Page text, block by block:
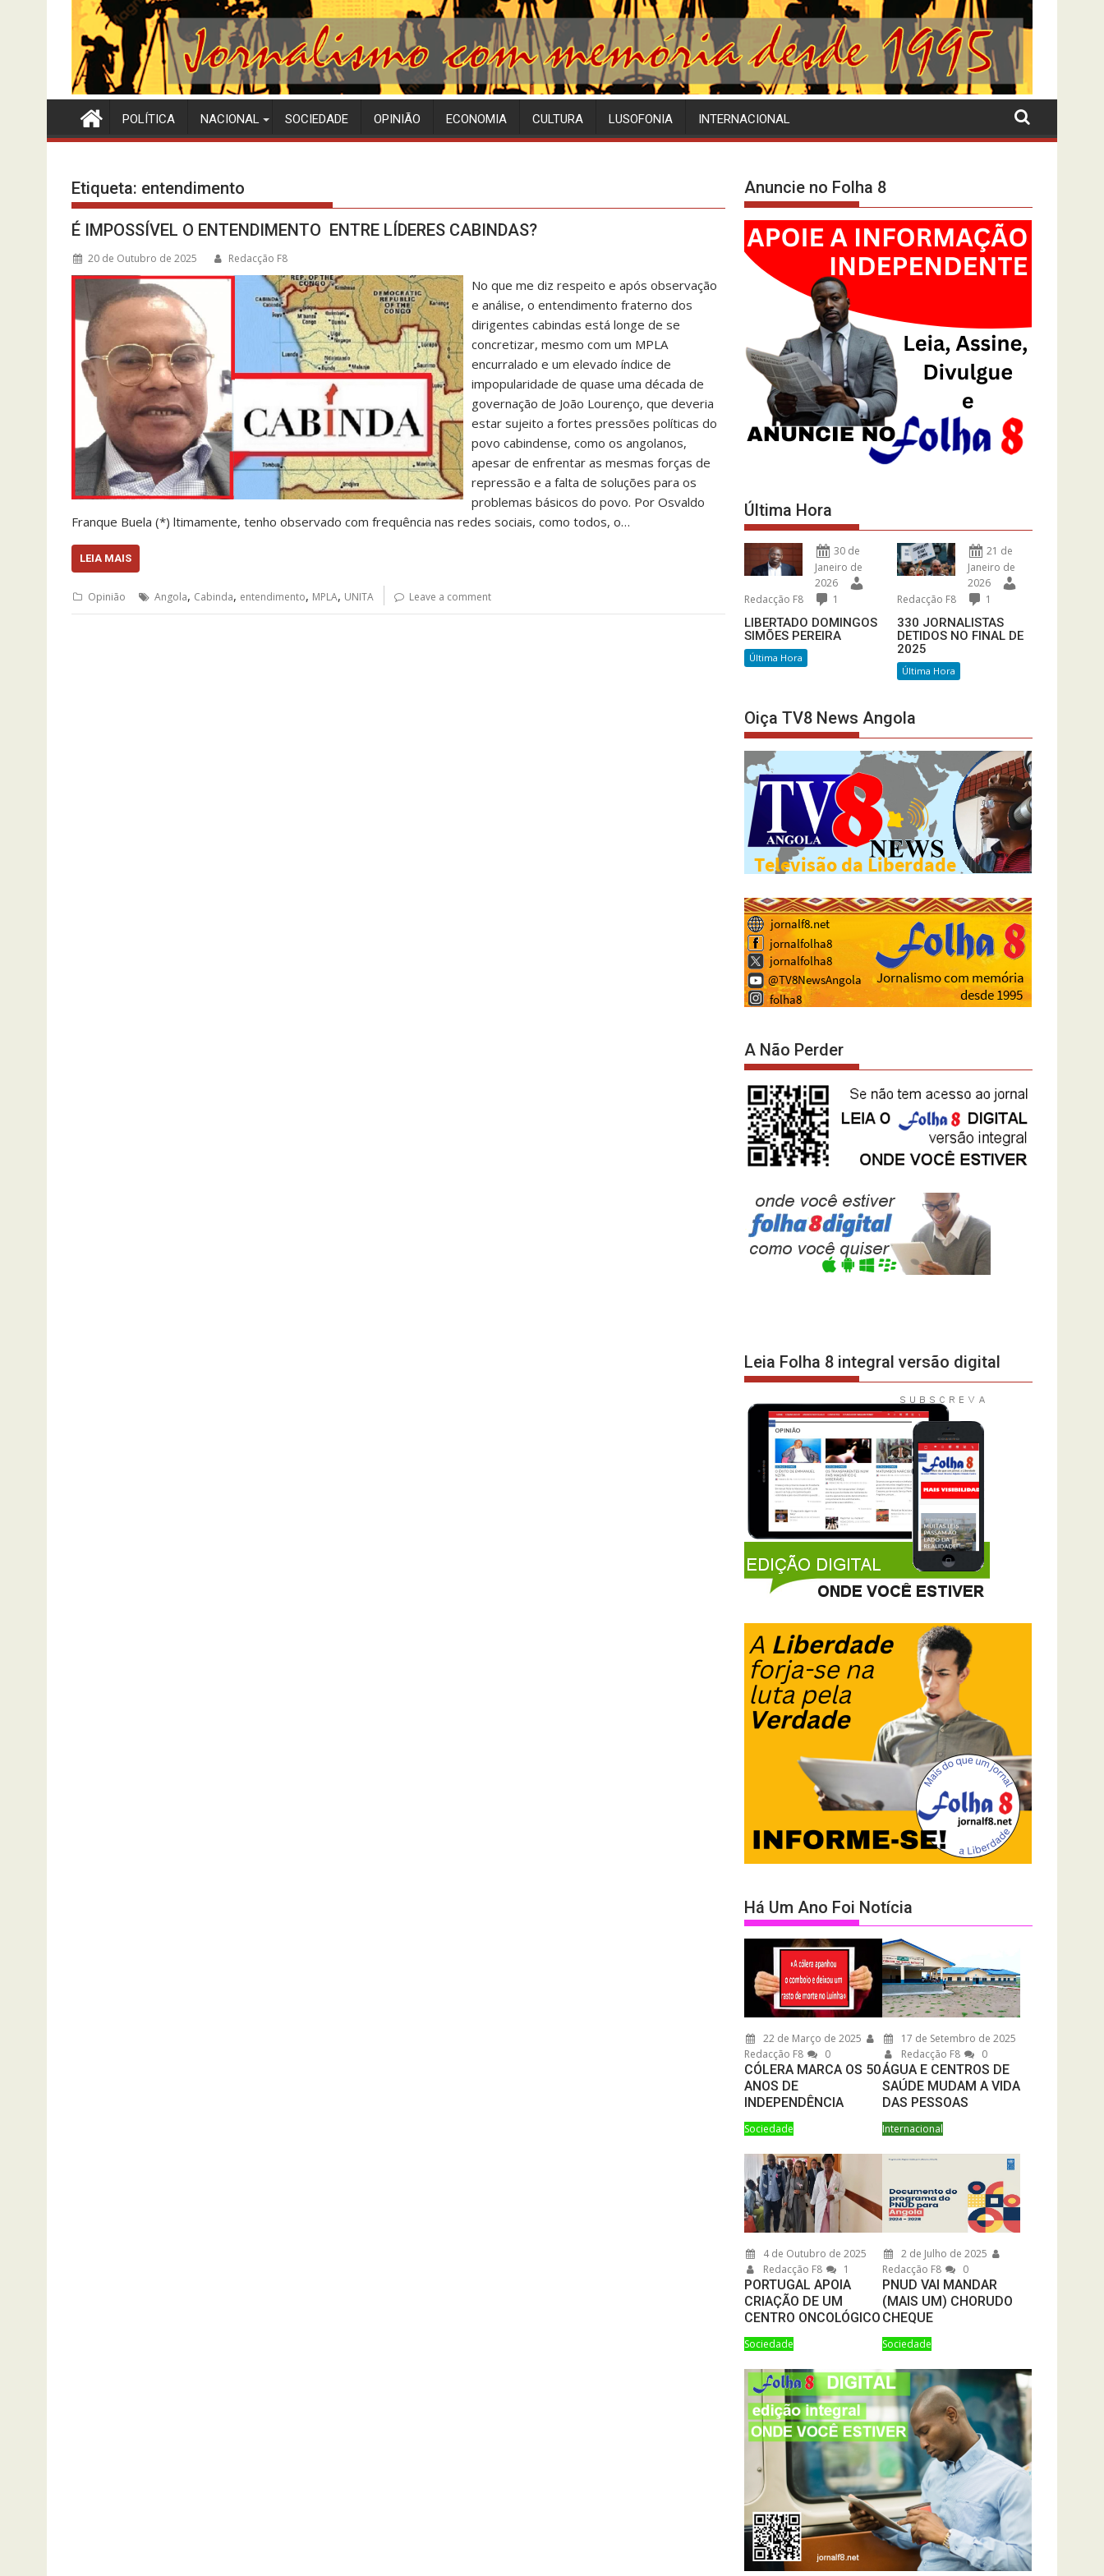
POLÍTICA NACIONAL SOCIEDADE OPINIÃO ECONOMIA CULTURA LUSOFONIA INTERNACIONAL
Etiqueta: entendimento
É IMPOSSÍVEL O ENTENDIMENTO ENTRE LÍDERES CABINDAS?
20 de Outubro de 2025 Redacção F8
No que me diz respeito e após observação
e análise, o entendimento fraterno dos
dirigentes cabindas está longe de se
concretizar, mesmo com um MPLA
encurralado e um elevado índice de
impopularidade de quase uma década de
governação de João Lourenço, que deveria
estar sujeito a fortes pressões políticas do
povo cabindense, como os angolanos,
apesar de enfrentar as mesmas forças de
repressão e a falta de soluções para os
problemas básicos do povo. Por Osvaldo
Franque Buela (*) ltimamente, tenho observado com frequência nas redes sociais, como todos, o…
LEIA MAIS
Opinião Angola, Cabinda, entendimento, MPLA, UNITA Leave a comment
Anuncie no Folha 8
Última Hora
30 de
Janeiro de
2026
Redacção F8
1
LIBERTADO DOMINGOS
SIMÕES PEREIRA
Última Hora
21 de
Janeiro de
2026
Redacção F8
1
330 JORNALISTAS
DETIDOS NO FINAL DE
2025
Última Hora
Oiça TV8 News Angola
A Não Perder
Leia Folha 8 integral versão digital
Há Um Ano Foi Notícia
22 de Março de 2025
Redacção F8
0
CÓLERA MARCA OS 50
ANOS DE
INDEPENDÊNCIA
Sociedade
17 de Setembro de 2025
Redacção F8
0
ÁGUA E CENTROS DE
SAÚDE MUDAM A VIDA
DAS PESSOAS
Internacional
4 de Outubro de 2025
Redacção F8
1
PORTUGAL APOIA
CRIAÇÃO DE UM
CENTRO ONCOLÓGICO
Sociedade
2 de Julho de 2025
Redacção F8
0
PNUD VAI MANDAR
(MAIS UM) CHORUDO
CHEQUE
Sociedade